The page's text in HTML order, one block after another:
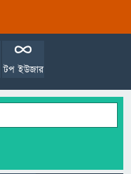
টপ ইউজার